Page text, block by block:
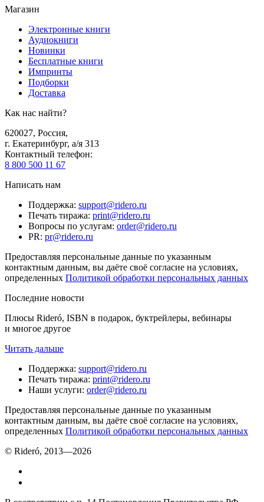
Магазин
Электронные книги
Аудиокниги
Новинки
Бесплатные книги
Импринты
Подборки
Доставка
Как нас найти?
620027, Россия,
г. Екатеринбург, а/я 313
Контактный телефон:
8 800 500 11 67
Написать нам
Поддержка: support@ridero.ru
Печать тиража: print@ridero.ru
Вопросы по услугам: order@ridero.ru
PR: pr@ridero.ru
Предоставляя персональные данные по указанным
контактным данным, вы даёте своё согласие на условиях,
определенных Политикой обработки персональных данных
Последние новости
Плюсы Rideró, ISBN в подарок, буктрейлеры, вебинары
и многое другое
Читать дальше
Поддержка: support@ridero.ru
Печать тиража: print@ridero.ru
Наши услуги: order@ridero.ru
Предоставляя персональные данные по указанным
контактным данным, вы даёте своё согласие на условиях,
определенных Политикой обработки персональных данных
© Rideró, 2013—2026